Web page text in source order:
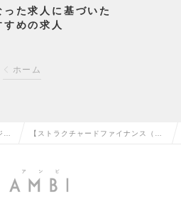
た求人に基づいた
すめの求人
ホーム
【ストラクチャードファイナンス（課
ー/ドキュメンテーション/土日祝の求